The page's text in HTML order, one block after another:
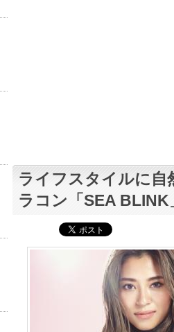
ライフスタイルに自
ラコン「SEA BLINK